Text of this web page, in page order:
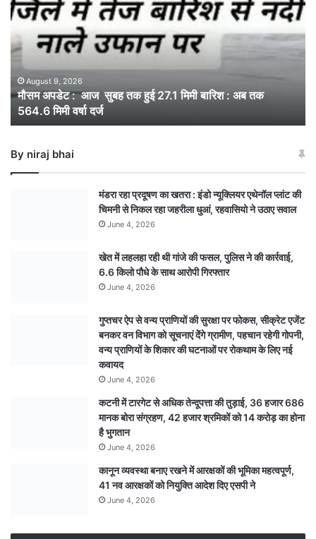
:
आज
सुबह
तक
27.1
मिमी
बारिश
:
तक
564.6
August 9, 2026
मौसम अपडेट : आज सुबह तक हुई 27.1 मिमी बारिश : अब तक
564.6 मिमी वर्षा दर्ज
By niraj bhai
मंडरा रहा प्रदूषण का खतरा : इंडो न्यूक्लियर एथेनॉल प्लांट की
चिमनी से निकल रहा जहरीला धुआं, रहवासियो ने उठाए सवाल
June 4, 2026
खेत में लहलहा रही थी गांजे की फसल, पुलिस ने की कार्रवाई,
6.6 किलो पौधे के साथ आरोपी गिरफ्तार
June 4, 2026
गुप्तचर ऐप से वन्य प्राणियों की सुरक्षा पर फोकस, सीक्रेट एजेंट
बनकर वन विभाग को सूचनाएं देेंगे ग्रामीण, पहचान रहेगी गोपनी,
वन्य प्राणियों के शिकार की घटनाओं पर रोकथाम के लिए नई
कवायद
June 4, 2026
कटनी में टारगेट से अधिक तेन्दूपत्ता की तुड़ाई, 36 हजार 686
मानक बोरा संग्रहण, 42 हजार श्रमिकों को 14 करोड़ का होना
है भुगतान
June 4, 2026
कानून व्यवस्था बनाए रखने में आरक्षकों की भूमिका महत्वपूर्ण,
41 नव आरक्षकों को नियुक्ति आदेश दिए एसपी ने
June 4, 2026